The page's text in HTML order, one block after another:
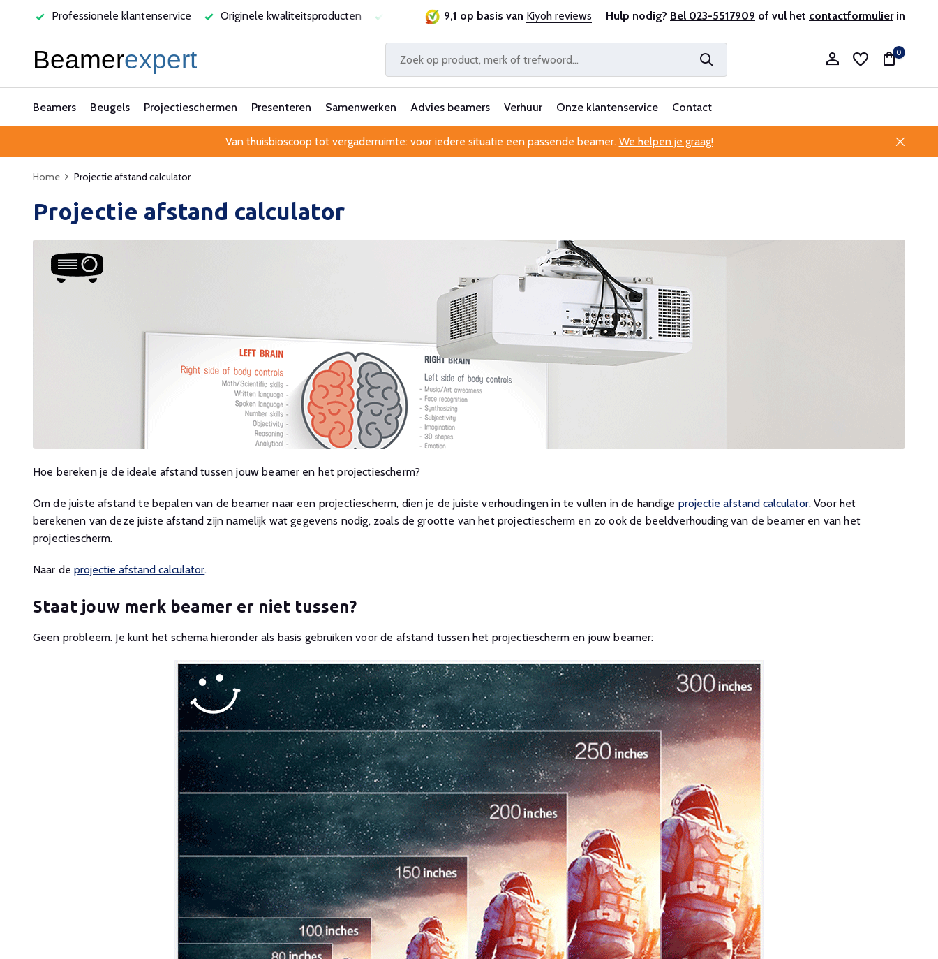
Professionele klantenservice Originele kwaliteitsproducten Laagste prijsgarantie Al 25 jaar betrouwbaar en ervaren Professionele klantenservice
9,1 op basis van Kiyoh reviews Hulp nodig? Bel 023-5517909 of vul het contactformulierin
0
Beamers Beugels Projectieschermen Presenteren Samenwerken Advies beamers Verhuur Onze klantenservice Contact
Van thuisbioscoop tot vergaderruimte: voor iedere situatie een passende beamer. We helpen je graag!
Home Projectie afstand calculator
Projectie afstand calculator
Hoe bereken je de ideale afstand tussen jouw beamer en het projectiescherm?
Om de juiste afstand te bepalen van de beamer naar een projectiescherm, dien je de juiste verhoudingen in te vullen in de handige projectie afstand calculator. Voor het
berekenen van deze juiste afstand zijn namelijk wat gegevens nodig, zoals de grootte van het projectiescherm en zo ook de beeldverhouding van de beamer en van het
projectiescherm.
Naar deprojectie afstand calculator.
Staat jouw merk beamer er niet tussen?
Geen probleem. Je kunt het schema hieronder als basis gebruiken voor de afstand tussen het projectiescherm en jouw beamer: